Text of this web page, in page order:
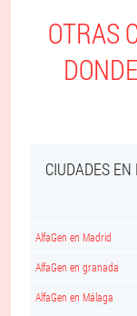
OTRAS
CIUDADES
AlfaGen en Madrid
AlfaGen en granada
AlfaGen en Málaga